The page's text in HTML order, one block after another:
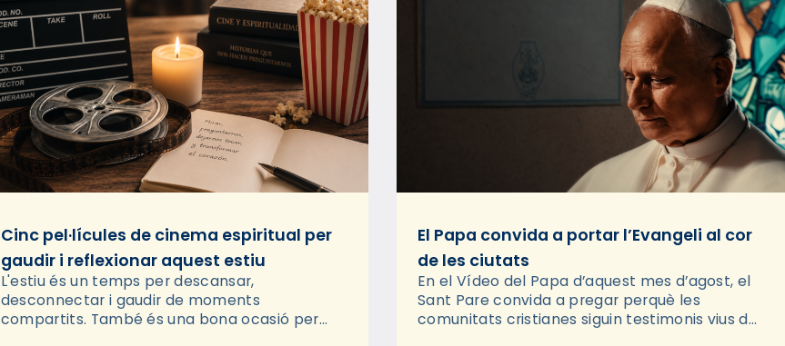
Cinc pel·lícules de cinema espiritual per
gaudir i reflexionar aquest estiu
L'estiu és un temps per descansar,
desconnectar i gaudir de moments
compartits. També és una bona ocasió per
El Papa convida a portar l’Evangeli al cor
de les ciutats
En el Vídeo del Papa d’aquest mes d’agost, el
Sant Pare convida a pregar perquè les
comunitats cristianes siguin testimonis vius de